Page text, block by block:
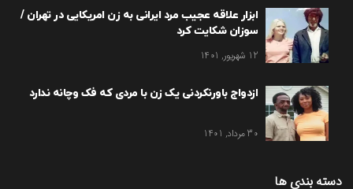
ابزار علاقه عجیب مرد ایرانی به زن امریکایی در تهران /
سوزان شکایت کرد
12 شهریور, 1401
ازدواج باورنکردنی یک زن با مردی که فک وچانه ندارد
30 مرداد, 1401
دسته بندی ها